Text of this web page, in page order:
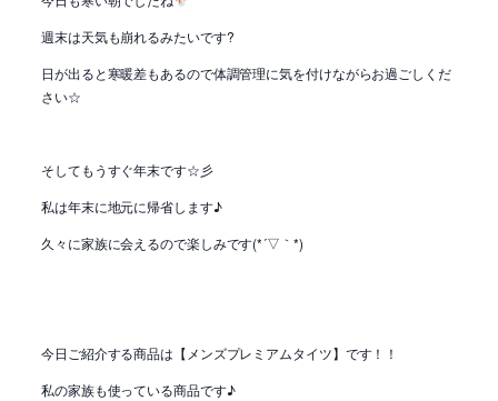
週末は天気も崩れるみたいです?
日が出ると寒暖差もあるので体調管理に気を付けながらお過ごしくだ
さい☆
そしてもうすぐ年末です☆彡
私は年末に地元に帰省します♪
久々に家族に会えるので楽しみです(*´▽｀*)
今日ご紹介する商品は【メンズプレミアムタイツ】です！！
私の家族も使っている商品です♪